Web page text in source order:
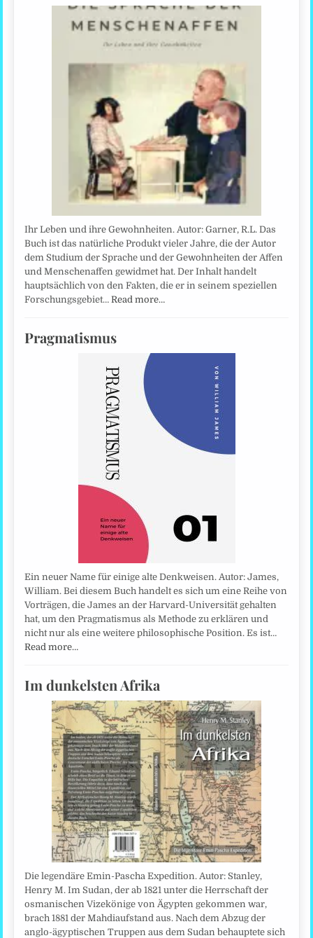
Ihr Leben und ihre Gewohnheiten. Autor: Garner, R.L. Das
Buch ist das natürliche Produkt vieler Jahre, die der Autor
dem Studium der Sprache und der Gewohnheiten der Affen
und Menschenaffen gewidmet hat. Der Inhalt handelt
hauptsächlich von den Fakten, die er in seinem speziellen
Forschungsgebiet…Read more…
Pragmatismus
Ein neuer Name für einige alte Denkweisen. Autor: James,
William. Bei diesem Buch handelt es sich um eine Reihe von
Vorträgen, die James an der Harvard-Universität gehalten
hat, um den Pragmatismus als Methode zu erklären und
nicht nur als eine weitere philosophische Position. Es ist…
Read more…
Im dunkelsten Afrika
Die legendäre Emin-Pascha Expedition. Autor: Stanley,
Henry M. Im Sudan, der ab 1821 unter die Herrschaft der
osmanischen Vizekönige von Ägypten gekommen war,
brach 1881 der Mahdiaufstand aus. Nach dem Abzug der
anglo-ägyptischen Truppen aus dem Sudan behauptete sich